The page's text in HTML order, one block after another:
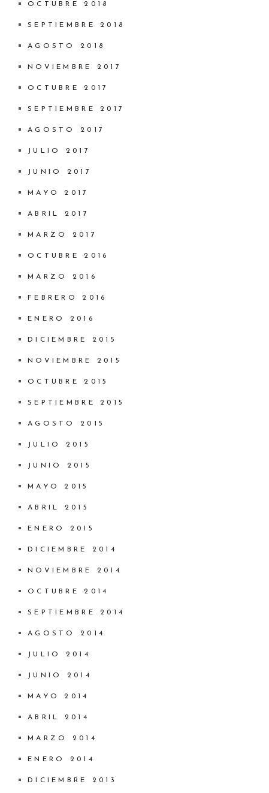
OCTUBRE 2018
SEPTIEMBRE 2018
AGOSTO 2018
NOVIEMBRE 2017
OCTUBRE 2017
SEPTIEMBRE 2017
AGOSTO 2017
JULIO 2017
JUNIO 2017
MAYO 2017
ABRIL 2017
MARZO 2017
OCTUBRE 2016
MARZO 2016
FEBRERO 2016
ENERO 2016
DICIEMBRE 2015
NOVIEMBRE 2015
OCTUBRE 2015
SEPTIEMBRE 2015
AGOSTO 2015
JULIO 2015
JUNIO 2015
MAYO 2015
ABRIL 2015
ENERO 2015
DICIEMBRE 2014
NOVIEMBRE 2014
OCTUBRE 2014
SEPTIEMBRE 2014
AGOSTO 2014
JULIO 2014
JUNIO 2014
MAYO 2014
ABRIL 2014
MARZO 2014
ENERO 2014
DICIEMBRE 2013